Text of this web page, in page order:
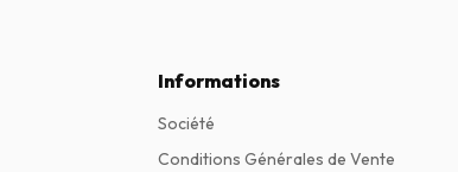
Informations
Société
Conditions Générales de Vente